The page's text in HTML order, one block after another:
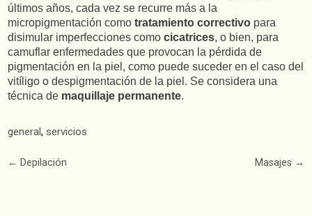
últimos años, cada vez se recurre más a la
micropigmentación comotratamiento correctivo para
disimular imperfecciones comocicatrices, o bien, para
camuflar enfermedades que provocan la pérdida de
pigmentación en la piel, como puede suceder en el caso del
vitíligo o despigmentación de la piel. Se considera una
técnica de maquillaje permanente.
general, servicios
Post
← Depilación Masajes →